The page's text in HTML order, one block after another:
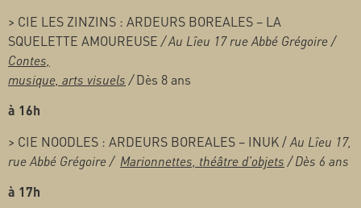
> CIE LES ZINZINS : ARDEURS BOREALES – LA
SQUELETTE AMOUREUSE / Au Lîeu 17 rue Abbé Grégoire /
Contes,
musique, arts visuels /Dès 8 ans
à 16h
> CIE NOODLES : ARDEURS BOREALES – INUK /Au Lîeu 17,
rue Abbé Grégoire / Marionnettes, théâtre d’objets / Dès 6 ans
à 17h